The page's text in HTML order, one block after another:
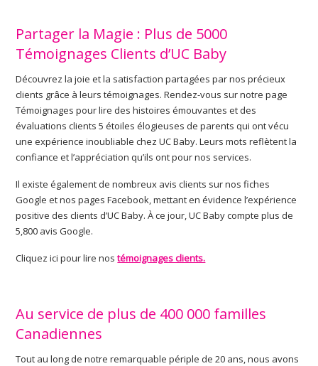
Partager la Magie : Plus de 5000
Témoignages Clients d’UC Baby
Découvrez la joie et la satisfaction partagées par nos précieux
clients grâce à leurs témoignages. Rendez-vous sur notre page
Témoignages pour lire des histoires émouvantes et des
évaluations clients 5 étoiles élogieuses de parents qui ont vécu
une expérience inoubliable chez UC Baby. Leurs mots reflètent la
confiance et l’appréciation qu’ils ont pour nos services.
Il existe également de nombreux avis clients sur nos fiches
Google et nos pages Facebook, mettant en évidence l’expérience
positive des clients d’UC Baby. À ce jour, UC Baby compte plus de
5,800 avis Google.
Cliquez ici pour lire nostémoignages clients.
Au service de plus de 400 000 familles
Canadiennes
Tout au long de notre remarquable périple de 20 ans, nous avons